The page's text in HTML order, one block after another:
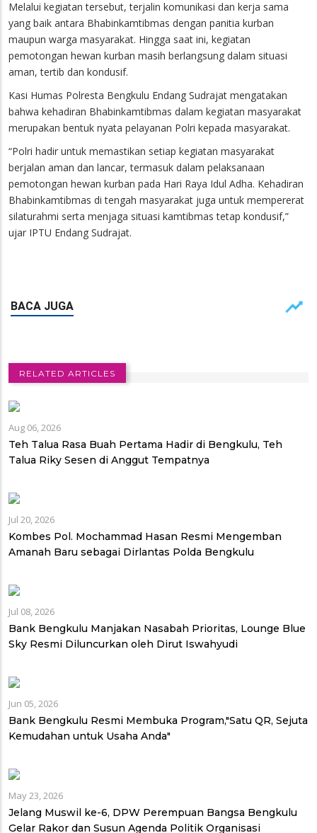
Melalui kegiatan tersebut, terjalin komunikasi dan kerja sama
yang baik antara Bhabinkamtibmas dengan panitia kurban
maupun warga masyarakat. Hingga saat ini, kegiatan
pemotongan hewan kurban masih berlangsung dalam situasi
aman, tertib dan kondusif.
Kasi Humas Polresta Bengkulu Endang Sudrajat mengatakan
bahwa kehadiran Bhabinkamtibmas dalam kegiatan masyarakat
merupakan bentuk nyata pelayanan Polri kepada masyarakat.
“Polri hadir untuk memastikan setiap kegiatan masyarakat
berjalan aman dan lancar, termasuk dalam pelaksanaan
pemotongan hewan kurban pada Hari Raya Idul Adha. Kehadiran
Bhabinkamtibmas di tengah masyarakat juga untuk mempererat
silaturahmi serta menjaga situasi kamtibmas tetap kondusif,”
ujar IPTU Endang Sudrajat.
RELATED ARTICLES
Aug 06, 2026
Teh Talua Rasa Buah Pertama Hadir di Bengkulu, Teh
Talua Riky Sesen di Anggut Tempatnya
Jul 20, 2026
Kombes Pol. Mochammad Hasan Resmi Mengemban
Amanah Baru sebagai Dirlantas Polda Bengkulu
Jul 08, 2026
Bank Bengkulu Manjakan Nasabah Prioritas, Lounge Blue
Sky Resmi Diluncurkan oleh Dirut Iswahyudi
Jun 05, 2026
Bank Bengkulu Resmi Membuka Program,"Satu QR, Sejuta
Kemudahan untuk Usaha Anda"
May 23, 2026
Jelang Muswil ke-6, DPW Perempuan Bangsa Bengkulu
Gelar Rakor dan Susun Agenda Politik Organisasi